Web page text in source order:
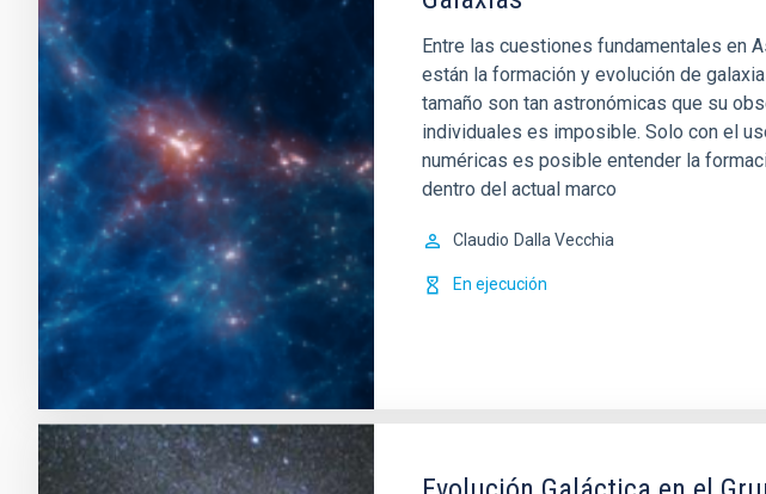
Entre las cuestiones fundamentales en
están la formación y evolución de
tamaño son tan astronómicas que su
individuales es imposible. Solo con el
numéricas es posible entender la
dentro del actual marco
Claudio Dalla Vecchia
En ejecución